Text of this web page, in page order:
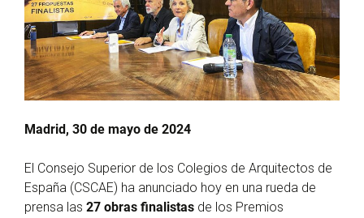
Madrid, 30 de mayo de 2024
El Consejo Superior de los Colegios de Arquitectos de
España (CSCAE) ha anunciado hoy en una rueda de
prensa las 27 obras finalistas de los Premios